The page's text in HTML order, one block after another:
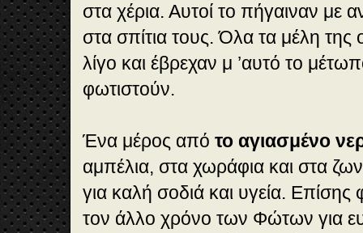
στα χέρια. Αυτοί το πήγαιναν με
στα σπίτια τους. Όλα τα μέλη της
λίγο και έβρεχαν μ ’αυτό το
φωτιστούν.
Ένα μέρος από το αγιασμένο
αμπέλια, στα χωράφια και στα
για καλή σοδιά και υγεία. Επίσης
τον άλλο χρόνο των Φώτων για